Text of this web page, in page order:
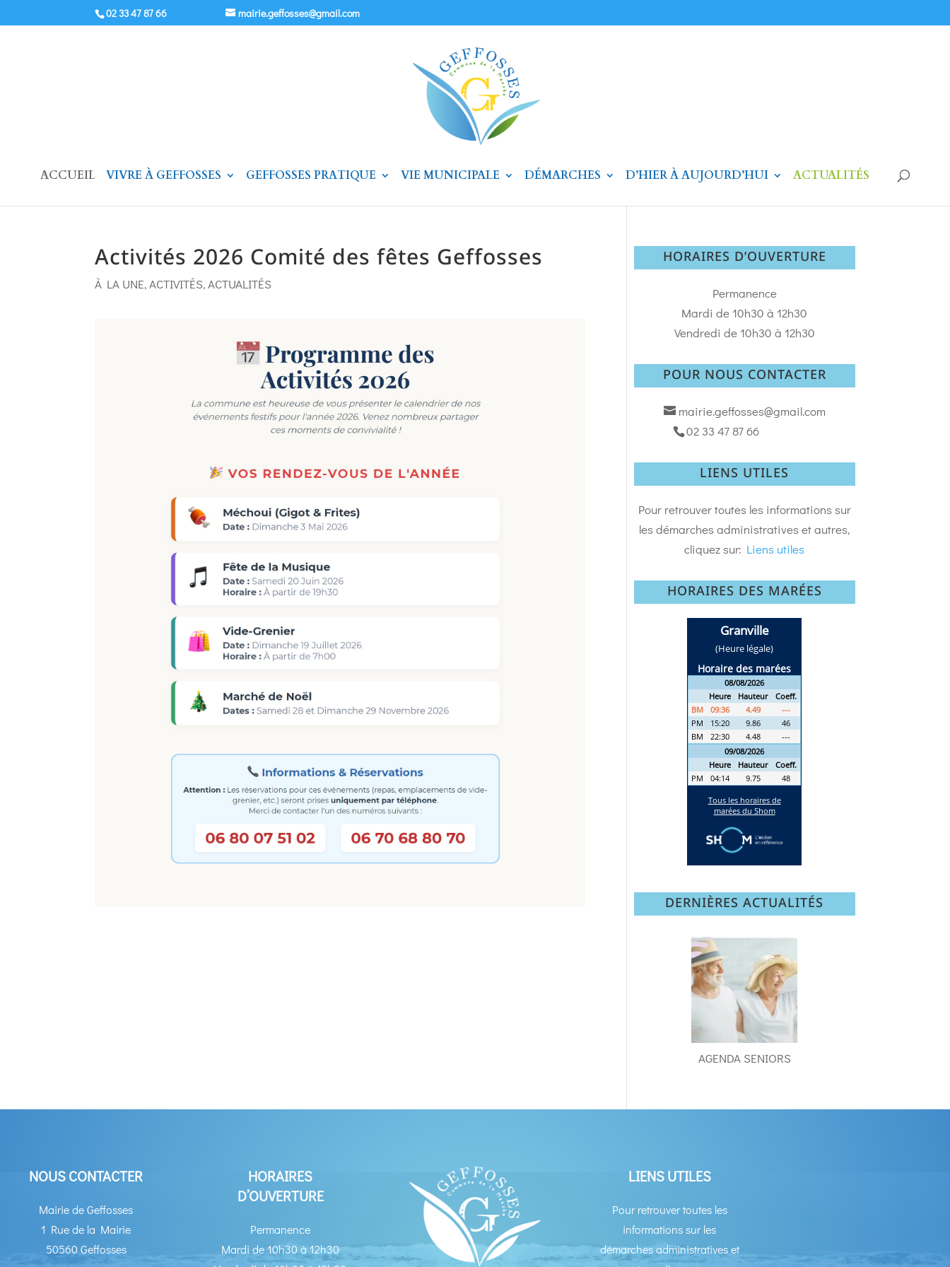
02 33 47 87 66 mairie.geffosses@gmail.com
ACCUEIL VIVRE À GEFFOSSES GEFFOSSES PRATIQUE VIE MUNICIPALE DÉMARCHES D’HIER À AUJOURD’HUI ACTUALITÉS
Activités 2026 Comité des fêtes Geffosses
À LA UNE,ACTIVITÉS,ACTUALITÉS
HORAIRES D’OUVERTURE
Permanence
Mardi de 10h30 à 12h30
Vendredi de 10h30 à 12h30
POUR NOUS CONTACTER
mairie.geffosses@gmail.com
02 33 47 87 66
LIENS UTILES
Pour retrouver toutes les informations sur
les démarches administratives et autres,
cliquez sur: Liens utiles
HORAIRES DES MARÉES
DERNIÈRES ACTUALITÉS
AGENDA SENIORS
NOUS CONTACTER
Mairie de Geffosses
1 Rue de la Mairie
50560 Geffosses
HORAIRES
D’OUVERTURE
Permanence
Mardi de 10h30 à 12h30
LIENS UTILES
Pour retrouver toutes les
informations sur les
démarches administratives et